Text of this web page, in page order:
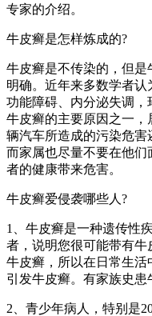
专家的介绍。
牛皮癣是怎样炼成的?
牛皮癣是不传染的，但
明确。近年来多数学者
功能障碍、内分泌失调
牛皮癣的主要原因之一
辆汽车所造成的污染危害
而家属也尽量不要在他们
者的健康带来危害。
牛皮癣爱侵袭哪些人?
1、牛皮癣是一种遗传性
者，说明您很可能带有
牛皮癣，所以在日常生
引发牛皮癣。有家族史患
2、青少年病人，特别是